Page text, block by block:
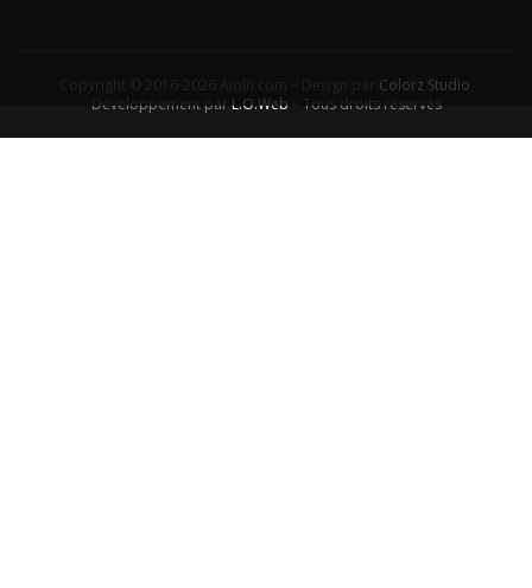
Colorz Studio
Développement par L.O.Web – Tous droits réservés